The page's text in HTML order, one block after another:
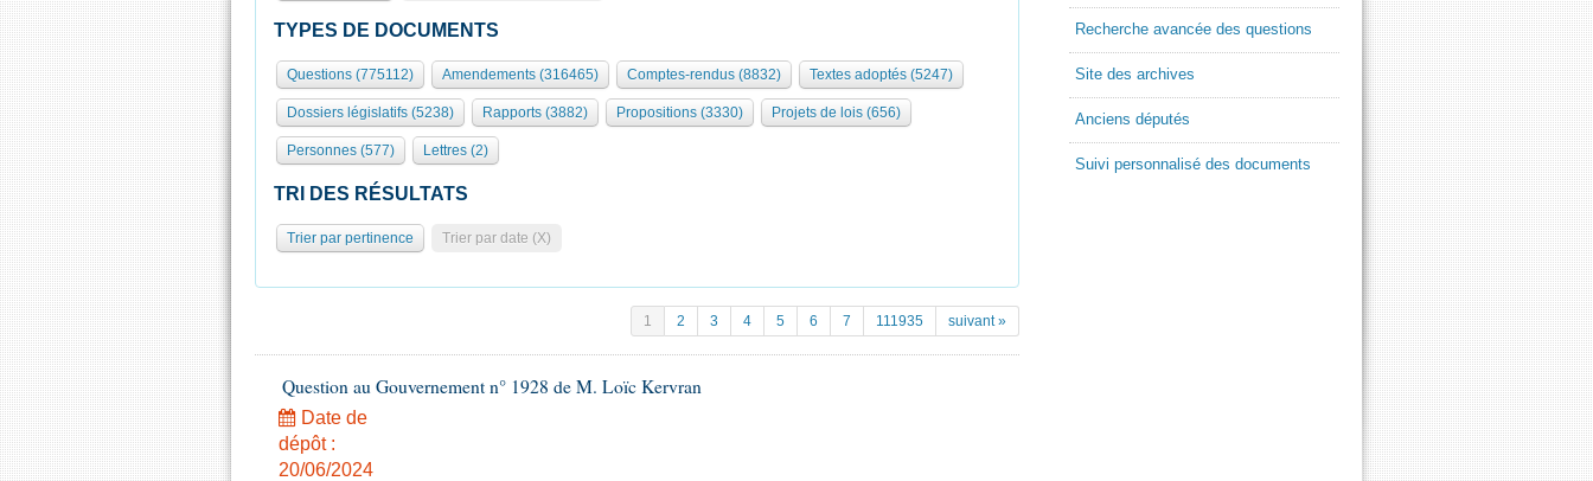
TYPES DE DOCUMENTS
Questions (775112) Amendements (316465) Comptes-rendus (8832) Textes adoptés (5247)
Dossiers législatifs (5238) Rapports (3882) Propositions (3330) Projets de lois (656)
Personnes (577) Lettres (2)
TRI DES RÉSULTATS
Trier par pertinence Trier par date (X)
1 2 3 4 5 6 7 111935 suivant »
Question au Gouvernement n° 1928 de M. Loïc Kervran
Date de
dépôt :
20/06/2024
Recherche avancée des questions
Site des archives
Anciens députés
Suivi personnalisé des documents